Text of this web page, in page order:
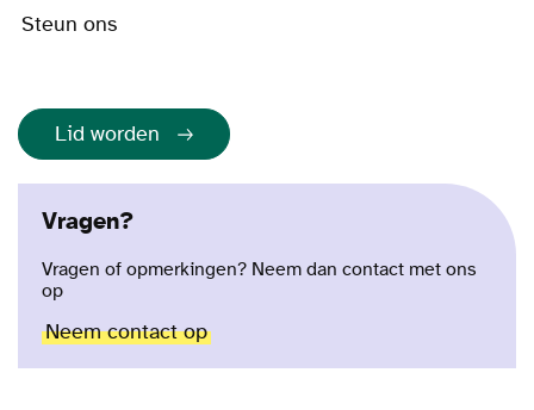
Steun ons
Lid worden
Vragen?
Vragen of opmerkingen? Neem dan contact met ons
op
Neem contact op